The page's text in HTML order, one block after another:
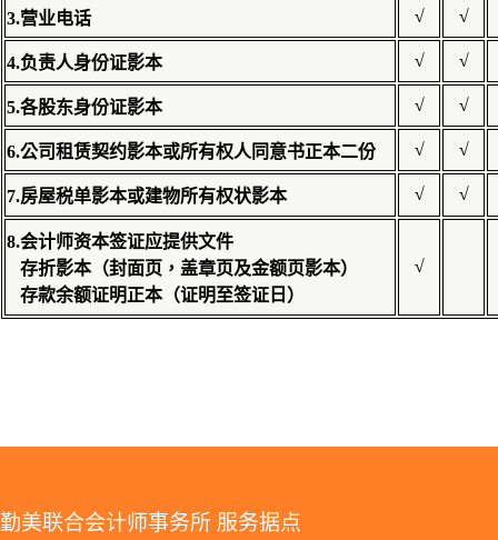
3.营业电话 √ √
4.负责人身份证影本 √ √
5.各股东身份证影本 √ √
6.公司租赁契约影本或所有权人同意书正本二份 √ √
7.房屋税单影本或建物所有权状影本 √ √
8.会计师资本签证应提供文件
存折影本（封面页，盖章页及金额页影本）
存款余额证明正本（证明至签证日）
√
勤美联合会计师事务所 服务据点